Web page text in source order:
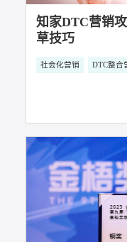
阿那亚是如何通过
能，创造出更高的
长的？